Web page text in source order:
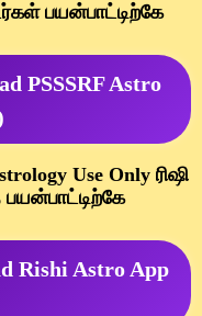
பயன்பாட்டிற்கே
PSSSRF Astro
Use Only ரிஷி
Rishi Astro App